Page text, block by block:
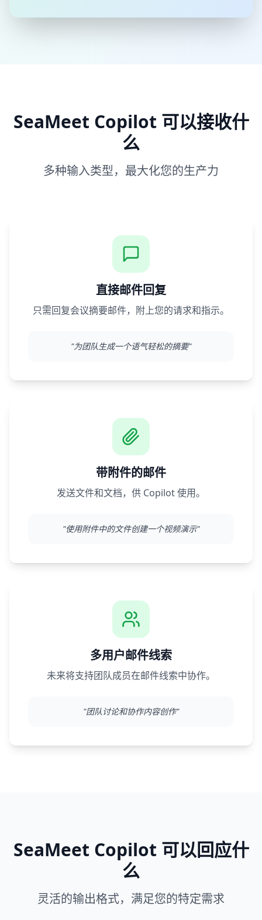
SeaMeet Copilot 可以接收什
么
多种输入类型，最大化您的生产力
直接邮件回复
只需回复会议摘要邮件，附上您的请求和指示。
"为团队生成一个语气轻松的摘要"
带附件的邮件
发送文件和文档，供 Copilot 使用。
"使用附件中的文件创建一个视频演示"
多用户邮件线索
未来将支持团队成员在邮件线索中协作。
"团队讨论和协作内容创作"
SeaMeet Copilot 可以回应什
么
灵活的输出格式，满足您的特定需求